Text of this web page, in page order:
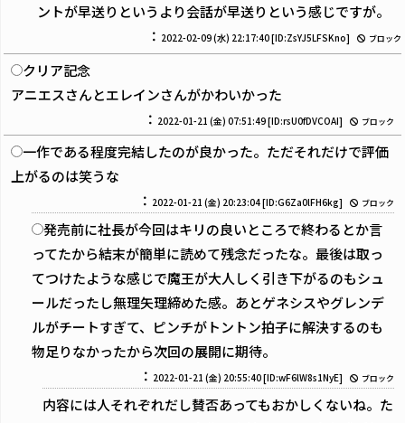
ントが早送りというより会話が早送りという感じですが。
： 2022-02-09 (水) 22:17:40[ID:ZsYJ5LFSKno] ブロック
クリア記念
アニエスさんとエレインさんがかわいかった
： 2022-01-21 (金) 07:51:49[ID:rsU0fDVCOAI] ブロック
一作である程度完結したのが良かった。ただそれだけで評価
上がるのは笑うな
： 2022-01-21 (金) 20:23:04[ID:G6Za0lFH6kg] ブロック
発売前に社長が今回はキリの良いところで終わるとか言
ってたから結末が簡単に読めて残念だったな。最後は取っ
てつけたような感じで魔王が大人しく引き下がるのもシュ
ールだったし無理矢理締めた感。あとゲネシスやグレンデ
ルがチートすぎて、ピンチがトントン拍子に解決するのも
物足りなかったから次回の展開に期待。
： 2022-01-21 (金) 20:55:40[ID:wF6lW8s1NyE] ブロック
内容には人それぞれだし賛否あってもおかしくないね。た